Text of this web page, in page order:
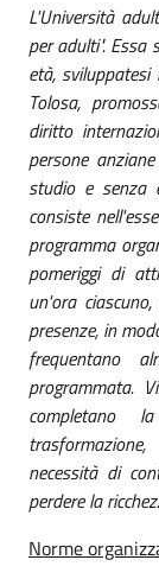
L'Università
per adulti". Essa
età,
Tolosa,
diritto
persone
studio e senza
consiste
programma
pomeriggi di
un'ora
presenze, in
frequentano
programmata.
completano
necessità di
perdere la
Norme